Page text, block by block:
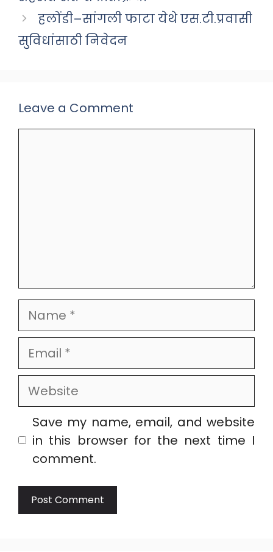
हलोंडी–सांगली फाटा येथे एस.टी.प्रवासी
सुविधांसाठी निवेदन
Leave a Comment
Name
Email
Website
Save my name, email, and website
in this browser for the next time I
comment.